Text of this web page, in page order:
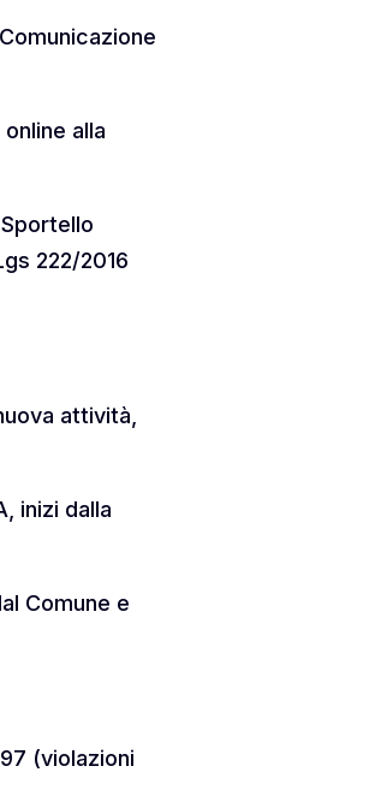
alla
222/2016
attività,
inizi dalla
Comune e
(violazioni